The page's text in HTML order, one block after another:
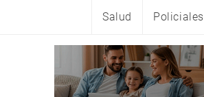
Salud Policiales